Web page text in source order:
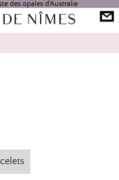
des opales d'Australie